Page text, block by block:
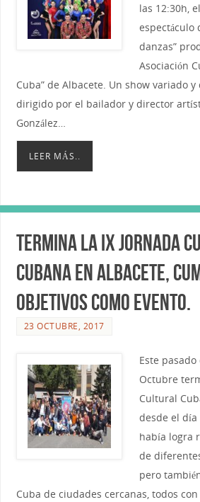
las 12:30h,
espectáculo
danzas”
Asociación
Cuba” de Albacete. Un show variado
dirigido por el bailador y director
González…
LEER MÁS..
Termina la IX Jornada
Cubana en Albacete,
objetivos como evento.
23 OCTUBRE, 2017
Este
Octubre
Cultural
desde el
había logra
de
pero
Cuba de ciudades cercanas, todos